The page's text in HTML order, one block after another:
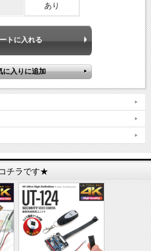
等に抵触する悪質な行為に使用しないでくださ
とがありますが異常ではありません。
あり
チラです★